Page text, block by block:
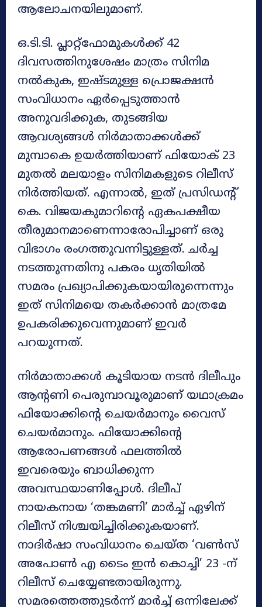
ആലോചനയിലുമാണ്.
ഒ.ടി.ടി. പ്ലാറ്റ്‌ഫോമുകൾക്ക് 42
ദിവസത്തിനുശേഷം മാത്രം സിനിമ
നൽകുക, ഇഷ്ടമുള്ള പ്രൊജക്ഷൻ
സംവിധാനം ഏർപ്പെടുത്താൻ
അനുവദിക്കുക, തുടങ്ങിയ
ആവശ്യങ്ങൾ നിർമാതാക്കൾക്ക്
മുമ്പാകെ ഉയർത്തിയാണ് ഫിയോക് 23
മുതൽ മലയാളം സിനിമകളുടെ റിലീസ്
നിർത്തിയത്. എന്നാൽ, ഇത് പ്രസിഡന്റ്
കെ. വിജയകുമാറിന്റെ ഏകപക്ഷീയ
തീരുമാനമാ​ണെന്നാരോപിച്ചാണ് ഒരു
വിഭാഗം രംഗത്തുവന്നിട്ടുള്ളത്. ചർച്ച
നടത്തുന്നതിനു പകരം ധൃതിയിൽ
സമരം പ്രഖ്യാപിക്കുകയായിരുന്നെന്നും
ഇത് സിനിമയെ തകർക്കാൻ മാത്രമേ
ഉപകരിക്കുവെന്നുമാണ് ഇവർ
പറയുന്നത്.
നിർമാതാക്കൾ കൂടിയായ നടൻ ദിലീപും
ആന്റണി പെരുമ്പാവൂരുമാണ് യഥാക്രമം
ഫിയോക്കിന്റെ ചെയർമാനും വൈസ്
ചെയർമാനും. ‌ഫിയോക്കിന്റെ
ആരോപണങ്ങൾ ഫലത്തിൽ
ഇവരെയും ബാധിക്കുന്ന
അവസ്ഥയാണിപ്പോൾ. ദിലീപ്
നായകനായ ‘തങ്കമണി’ മാർച്ച് ഏഴിന്
റിലീസ് നിശ്ചയിച്ചിരിക്കുകയാണ്.
നാദിർഷാ സംവിധാനം ചെയ്ത ‘വൺസ്
അപോൺ എ ടൈം ഇൻ കൊച്ചി’ 23 -ന്
റിലീസ് ചെയ്യേണ്ടതായിരുന്നു.
സമരത്തെത്തുടർന്ന് മാർച്ച് ഒന്നിലേക്ക്